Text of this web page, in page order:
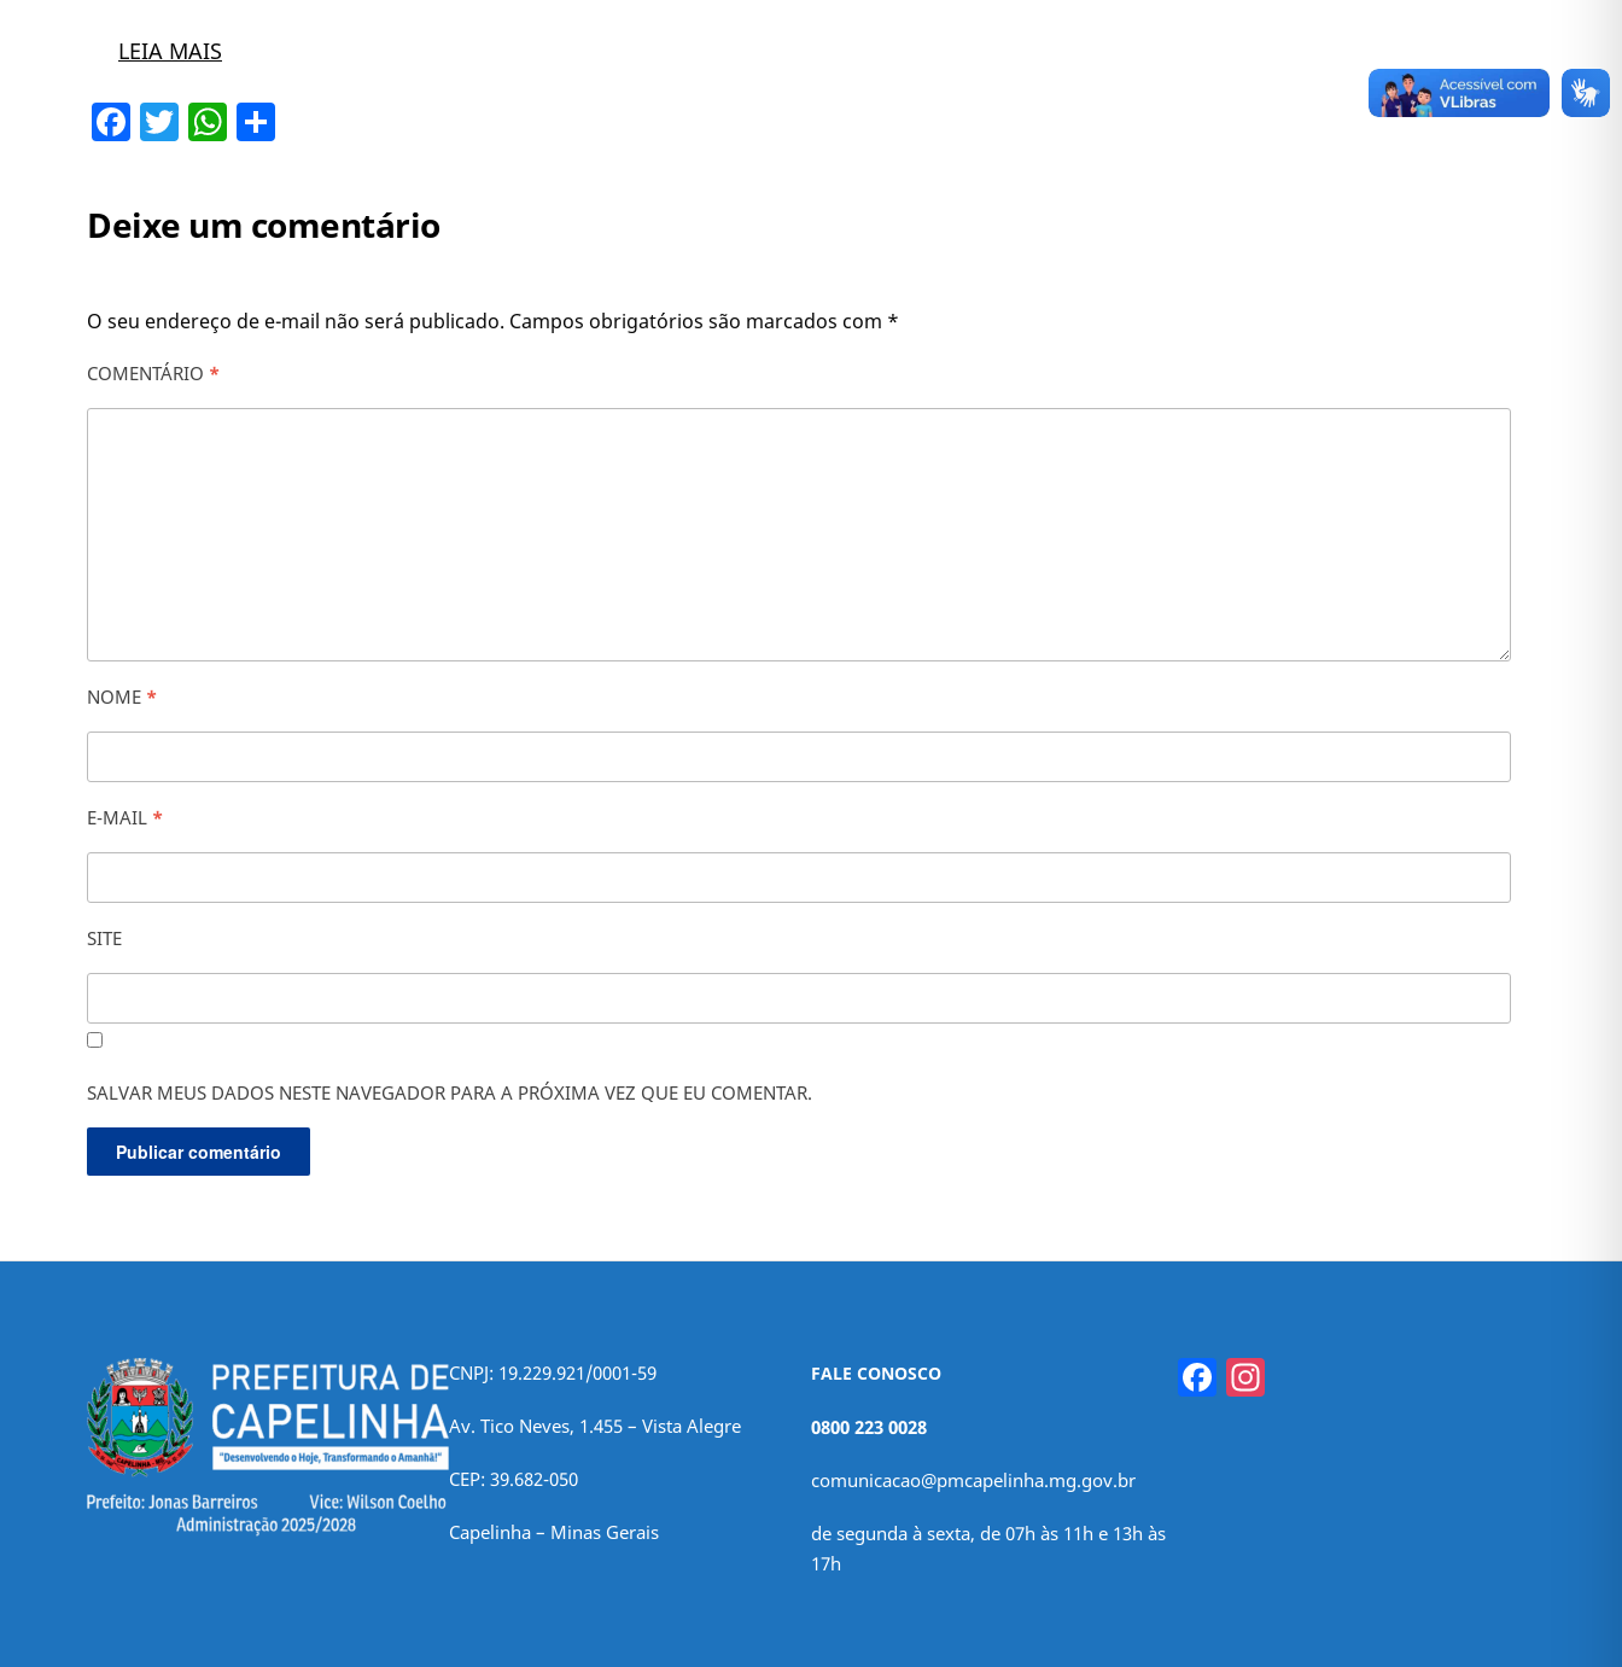
LEIA MAIS
Facebook
TwitterWhatsApp
Deixe um comentário
O seu endereço de e-mail não será publicado. Campos obrigatórios são marcados com *
COMENTÁRIO *
NOME *
E-MAIL *
SITE
SALVAR MEUS DADOS NESTE NAVEGADOR PARA A PRÓXIMA VEZ QUE EU COMENTAR.
CNPJ: 19.229.921/0001-59
Av. Tico Neves, 1.455 – Vista Alegre
CEP: 39.682-050
Capelinha – Minas Gerais
FALE CONOSCO
0800 223 0028
comunicacao@pmcapelinha.mg.gov.br
de segunda à sexta, de 07h às 11h e 13h às
17h
Facebook